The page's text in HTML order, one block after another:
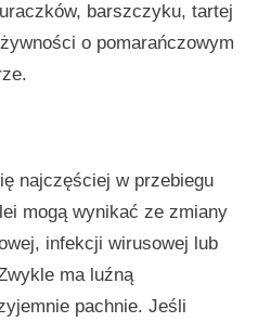
barszczyku, tartej
o pomarańczowym
najczęściej w przebiegu
mogą wynikać ze zmiany
infekcji wirusowej lub
ma luźną
pachnie. Jeśli